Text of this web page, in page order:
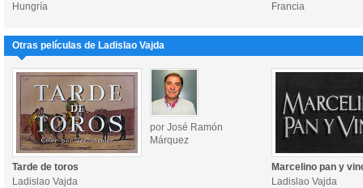
Hungría
Francia
Otras películas de Ladislao Vajda
por José Ramón
Márquez
Tarde de toros
Ladislao Vajda
Marcelino pan y
Ladislao Vajda